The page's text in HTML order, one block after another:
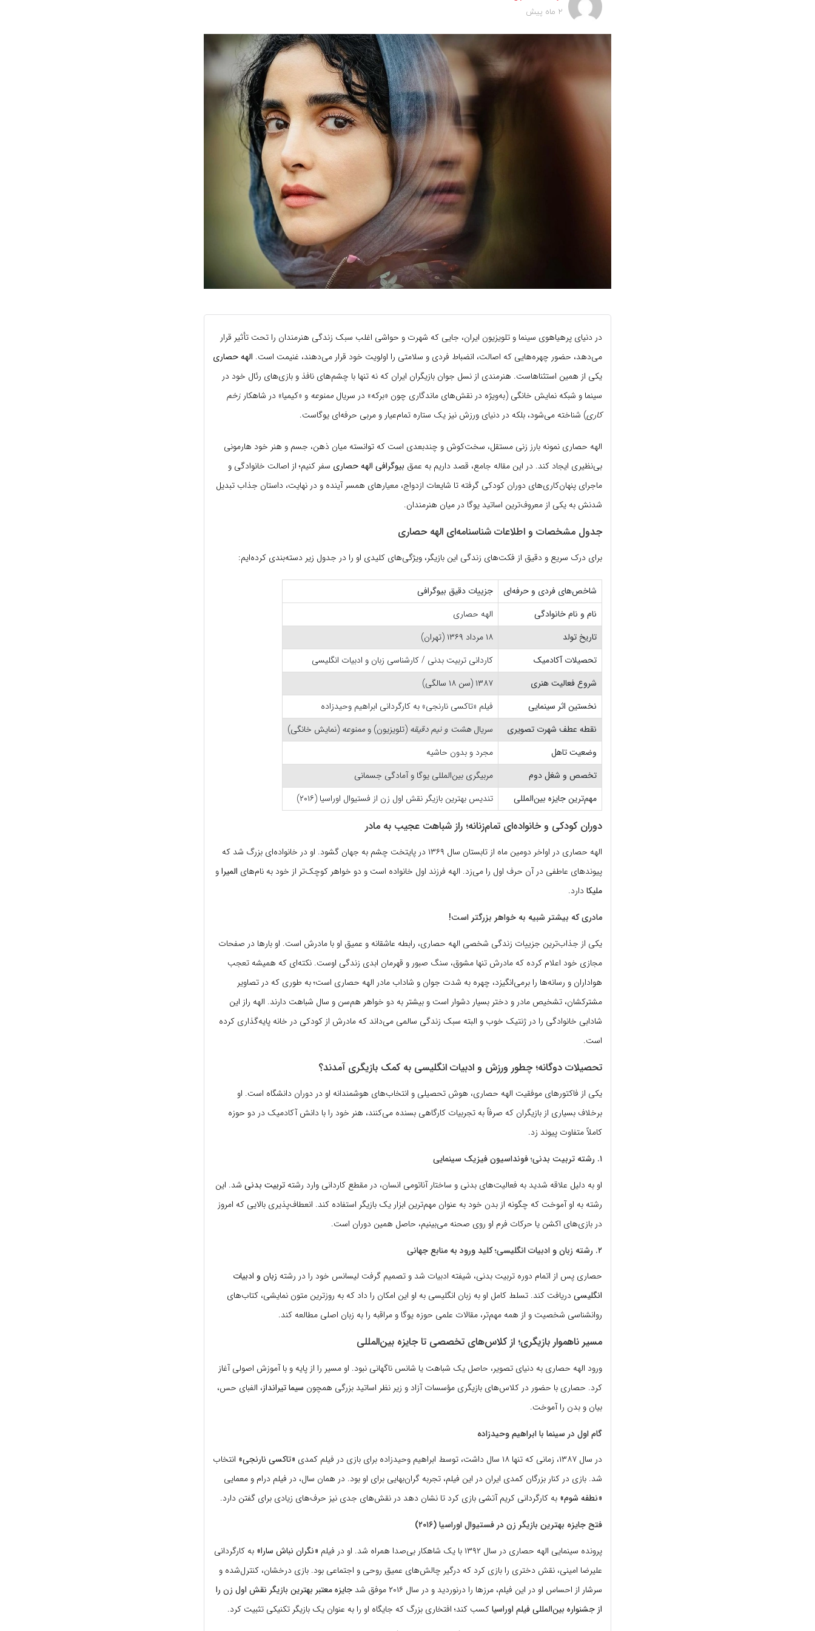
2 ماه پیش
در دنیای پرهیاهوی سینما و تلویزیون ایران، جایی که شهرت و حواشی اغلب سبک زندگی هنرمندان را تحت تأثیر قرار
می‌دهد، حضور چهره‌هایی که اصالت، انضباط فردی و سلامتی را اولویت خود قرار می‌دهند، غنیمت است. الهه حصاری
یکی از همین استثناهاست. هنرمندی از نسل جوان بازیگران ایران که نه تنها با چشم‌های نافذ و بازی‌های رئال خود در
سینما و شبکه نمایش خانگی (به‌ویژه در نقش‌های ماندگاری چون «برکه» در سریال ممنوعه و «کیمیا» در شاهکار زخم
کاری) شناخته می‌شود، بلکه در دنیای ورزش نیز یک ستاره تمام‌عیار و مربی حرفه‌ای یوگاست.
الهه حصاری نمونه بارز زنی مستقل، سخت‌کوش و چندبعدی است که توانسته میان ذهن، جسم و هنر خود هارمونی
بی‌نظیری ایجاد کند. در این مقاله جامع، قصد داریم به عمق بیوگرافی الهه حصاری سفر کنیم؛ از اصالت خانوادگی و
ماجرای پنهان‌کاری‌های دوران کودکی گرفته تا شایعات ازدواج، معیارهای همسر آینده و در نهایت، داستان جذاب تبدیل
شدنش به یکی از معروف‌ترین اساتید یوگا در میان هنرمندان.
جدول مشخصات و اطلاعات شناسنامه‌ای الهه حصاری
برای درک سریع و دقیق از فکت‌های زندگی این بازیگر، ویژگی‌های کلیدی او را در جدول زیر دسته‌بندی کرده‌ایم:
شاخص‌های فردی و حرفه‌ای
جزییات دقیق بیوگرافی
نام و نام خانوادگی
الهه حصاری
تاریخ تولد
۱۸ مرداد ۱۳۶۹ (تهران)
تحصیلات آکادمیک
کاردانی تربیت بدنی / کارشناسی زبان و ادبیات انگلیسی
شروع فعالیت هنری
۱۳۸۷ (سن ۱۸ سالگی)
نخستین اثر سینمایی
فیلم «تاکسی نارنجی» به کارگردانی ابراهیم وحیدزاده
نقطه عطف شهرت تصویری
سریالهشت و نیم دقیقه (تلویزیون) و ممنوعه (نمایش خانگی)
وضعیت تاهل
مجرد و بدون حاشیه
تخصص و شغل دوم
مربیگری بین‌المللی یوگا و آمادگی جسمانی
مهم‌ترین جایزه بین‌المللی
تندیس بهترین بازیگر نقش اول زن از فستیوال اوراسیا (۲۰۱۶)
دوران کودکی و خانواده‌ای تمام‌زنانه؛ راز شباهت عجیب به مادر
الهه حصاری در اواخر دومین ماه از تابستان سال ۱۳۶۹ در پایتخت چشم به جهان گشود. او در خانواده‌ای بزرگ شد که
پیوندهای عاطفی در آن حرف اول را می‌زد. الهه فرزند اول خانواده است و دو خواهر کوچک‌تر از خود به نام‌های المیراو
ملیکا دارد.
مادری که بیشتر شبیه به خواهر بزرگتر است!
یکی از جذاب‌ترین جزییات زندگی شخصی الهه حصاری، رابطه عاشقانه و عمیق او با مادرش است. او بارها در صفحات
مجازی خود اعلام کرده که مادرش تنها مشوق، سنگ صبور و قهرمان ابدی زندگی اوست. نکته‌ای که همیشه تعجب
هواداران و رسانه‌ها را برمی‌انگیزد، چهره به شدت جوان و شاداب مادر الهه حصاری است؛ به طوری که در تصاویر
مشترکشان، تشخیص مادر و دختر بسیار دشوار است و بیشتر به دو خواهر هم‌سن و سال شباهت دارند. الهه راز این
شادابی خانوادگی را در ژنتیک خوب و البته سبک زندگی سالمی می‌داند که مادرش از کودکی در خانه پایه‌گذاری کرده
است.
تحصیلات دوگانه؛ چطور ورزش و ادبیات انگلیسی به کمک بازیگری آمدند؟
یکی از فاکتورهای موفقیت الهه حصاری، هوش تحصیلی و انتخاب‌های هوشمندانه او در دوران دانشگاه است. او
برخلاف بسیاری از بازیگران که صرفاً به تجربیات کارگاهی بسنده می‌کنند، هنر خود را با دانش آکادمیک در دو حوزه
کاملاً متفاوت پیوند زد.
۱. رشته تربیت بدنی؛ فونداسیون فیزیک سینمایی
او به دلیل علاقه شدید به فعالیت‌های بدنی و ساختار آناتومی انسان، در مقطع کاردانی وارد رشته تربیت بدنی شد. این
رشته به او آموخت که چگونه از بدن خود به عنوان مهم‌ترین ابزار یک بازیگر استفاده کند. انعطاف‌پذیری بالایی که امروز
در بازی‌های اکشن یا حرکات فرم او روی صحنه می‌بینیم، حاصل همین دوران است.
۲. رشته زبان و ادبیات انگلیسی؛ کلید ورود به منابع جهانی
حصاری پس از اتمام دوره تربیت بدنی، شیفته ادبیات شد و تصمیم گرفت لیسانس خود را در رشته زبان و ادبیات
انگلیسی دریافت کند. تسلط کامل او به زبان انگلیسی به او این امکان را داد که به روزترین متون نمایشی، کتاب‌های
روانشناسی شخصیت و از همه مهم‌تر، مقالات علمی حوزه یوگا و مراقبه را به زبان اصلی مطالعه کند.
مسیر ناهموار بازیگری؛ از کلاس‌های تخصصی تا جایزه بین‌المللی
ورود الهه حصاری به دنیای تصویر، حاصل یک شباهت یا شانس ناگهانی نبود. او مسیر را از پایه و با آموزش اصولی آغاز
کرد. حصاری با حضور در کلاس‌های بازیگری مؤسسات آزاد و زیر نظر اساتید بزرگی همچون سیما تیرانداز، الفبای حس،
بیان و بدن را آموخت.
گام اول در سینما با ابراهیم وحیدزاده
در سال ۱۳۸۷، زمانی که تنها ۱۸ سال داشت، توسط ابراهیم وحیدزاده برای بازی در فیلم کمدی
«تاکسی نارنجی» انتخاب
شد. بازی در کنار بزرگان کمدی ایران در این فیلم، تجربه گران‌بهایی برای او بود. در همان سال، در فیلم درام و معمایی
«نطفه شوم» به کارگردانی کریم آتشی بازی کرد تا نشان دهد در نقش‌های جدی نیز حرف‌های زیادی برای گفتن دارد.
فتح جایزه بهترین بازیگر زن در فستیوال اوراسیا (۲۰۱۶)
پرونده سینمایی الهه حصاری در سال ۱۳۹۲ با یک شاهکار بی‌صدا همراه شد. او در فیلم
«نگران نباش سارا» به کارگردانی
علیرضا امینی، نقش دختری را بازی کرد که درگیر چالش‌های عمیق روحی و اجتماعی بود. بازی درخشان، کنترل‌شده و
سرشار از احساس او در این فیلم، مرزها را درنوردید و در سال ۲۰۱۶ موفق شد
جایزه معتبر بهترین بازیگر نقش اول زن را
از جشنواره بین‌المللی فیلم اوراسیاکسب کند؛ افتخاری بزرگ که جایگاه او را به عنوان یک بازیگر تکنیکی تثبیت کرد.